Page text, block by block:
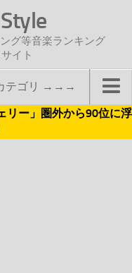
グ等音楽ランキング
イト
テゴリ →→→
リー」圏外から90位に浮